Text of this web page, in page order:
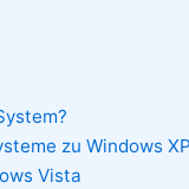
zu Windows XP
Vista